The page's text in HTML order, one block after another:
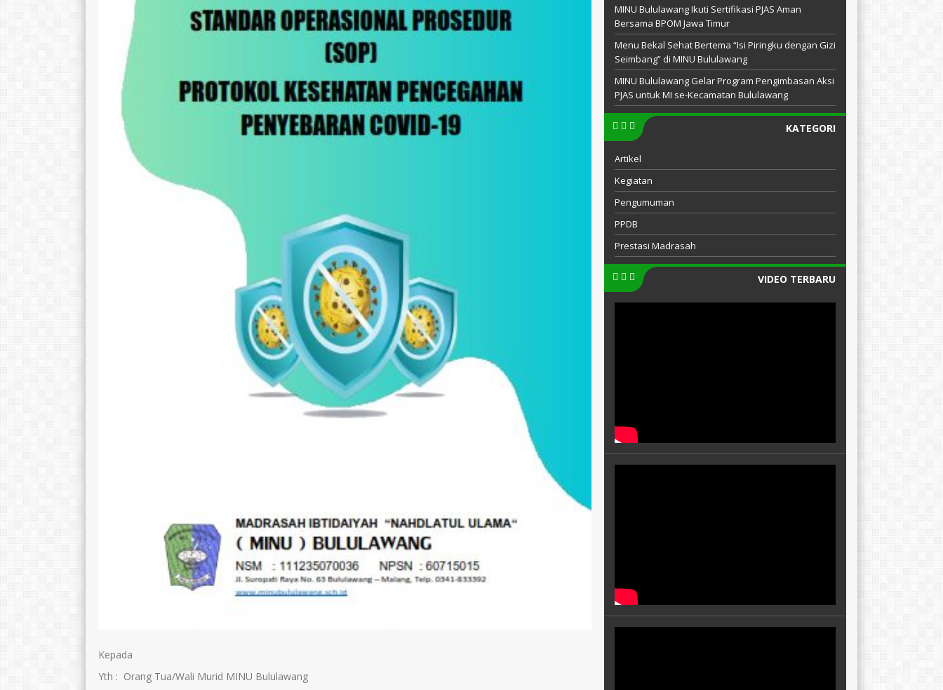
Kepada
Yth : Orang Tua/Wali Murid MINU Bululawang
MINU Bululawang Ikuti Sertifikasi PJAS Aman
Bersama BPOM Jawa Timur
Menu Bekal Sehat Bertema “Isi Piringku dengan Gizi
Seimbang” di MINU Bululawang
MINU Bululawang Gelar Program Pengimbasan Aksi
PJAS untuk MI se-Kecamatan Bululawang
KATEGORI
Artikel
Kegiatan
Pengumuman
PPDB
Prestasi Madrasah
VIDEO TERBARU